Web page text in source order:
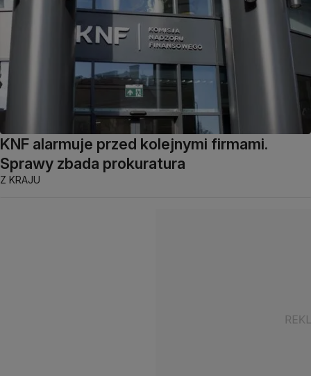
KNF alarmuje przed kolejnymi firmami.
Sprawy zbada prokuratura
Z KRAJU